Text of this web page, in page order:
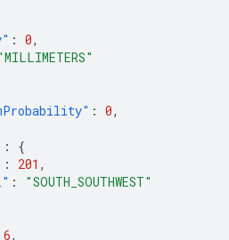
: 0,
: 0,
:
{
: 201 ,
:
"SOUTH_SOUTHWEST"
6,